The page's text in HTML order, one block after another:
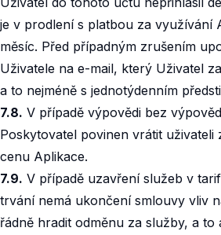
je v prodlení s platbou za využívání
měsíc. Před případným zrušením
Uživatele na e-mail, který Uživatel
a to nejméně s jednotýdenním
7.8. V případě výpovědi bez
Poskytovatel povinen vrátit uživateli
cenu Aplikace.
7.9. V případě uzavření služeb v
trvání nemá ukončení smlouvy vliv
řádně hradit odměnu za služby, a to